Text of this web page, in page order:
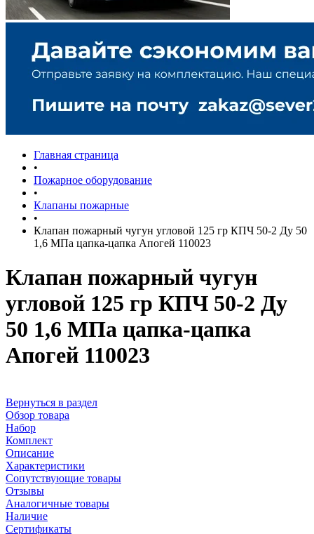
Главная страница
•
Пожарное оборудование
•
Клапаны пожарные
•
Клапан пожарный чугун угловой 125 гр КПЧ 50-2 Ду 50
1,6 МПа цапка-цапка Апогей 110023
Клапан пожарный чугун
угловой 125 гр КПЧ 50-2 Ду
50 1,6 МПа цапка-цапка
Апогей 110023
Вернуться в раздел
Обзор товара
Набор
Комплект
Описание
Характеристики
Сопутствующие товары
Отзывы
Аналогичные товары
Наличие
Сертификаты